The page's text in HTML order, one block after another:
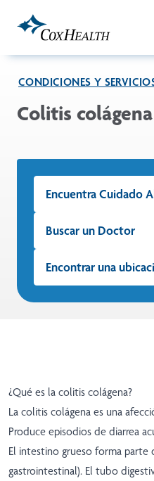
CONDICIONES Y
Colitis colágena
Encuentra Cuidado
Buscar un Doctor
Encontrar una
¿Qué es la colitis colágena?
La colitis colágena es una
Produce episodios de diarrea
El intestino grueso forma
gastrointestinal). El tubo